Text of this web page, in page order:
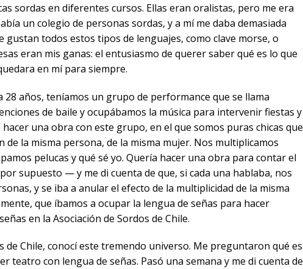
sordas en diferentes cursos. Ellas eran oralistas, pero me era
un colegio de personas sordas, y a mí me daba demasiada
todos estos tipos de lenguajes, como clave morse, o
eran mis ganas: el entusiasmo de querer saber qué es lo que
en mí para siempre.
28 años, teníamos un grupo de performance que se llama
de baile y ocupábamos la música para intervenir fiestas y
una obra con este grupo, en el que somos puras chicas que
la misma persona, de la misma mujer. Nos multiplicamos
pelucas y qué sé yo. Quería hacer una obra para contar el
supuesto — y me di cuenta de que, si cada una hablaba, nos
y se iba a anular el efecto de la multiplicidad de la misma
que íbamos a ocupar la lengua de señas para hacer
en la Asociación de Sordos de Chile.
de Chile, conocí este tremendo universo. Me preguntaron qué es
teatro con lengua de señas. Pasó una semana y me di cuenta de